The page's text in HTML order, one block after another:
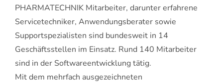
PHARMATECHNIK Mitarbeiter, darunter erfahrene
Servicetechniker, Anwendungsberater sowie
Supportspezialisten sind bundesweit in 14
Geschäftsstellen im Einsatz. Rund 140 Mitarbeiter
sind in der Softwareentwicklung tätig.
Mit dem mehrfach ausgezeichneten